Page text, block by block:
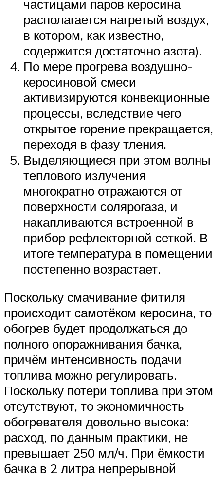
частицами паров керосина
располагается нагретый воздух,
в котором, как известно,
содержится достаточно азота).
По мере прогрева воздушно-
керосиновой смеси
активизируются конвекционные
процессы, вследствие чего
открытое горение прекращается,
переходя в фазу тления.
Выделяющиеся при этом волны
теплового излучения
многократно отражаются от
поверхности солярогаза, и
накапливаются встроенной в
прибор рефлекторной сеткой. В
итоге температура в помещении
постепенно возрастает.
Поскольку смачивание фитиля
происходит самотёком керосина, то
обогрев будет продолжаться до
полного опоражнивания бачка,
причём интенсивность подачи
топлива можно регулировать.
Поскольку потери топлива при этом
отсутствуют, то экономичность
обогревателя довольно высока:
расход, по данным практики, не
превышает 250 мл/ч. При ёмкости
бачка в 2 литра непрерывной